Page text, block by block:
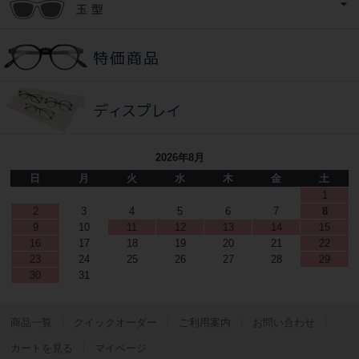
2026年8月
日
月 火 水 木 金
土
1
2
3 4 5 6 7
8
9
10 11 12 13 14
15
16
17 18 19 20 21
22
23
24 25 26 27 28
29
30
31
商品一覧 クイックオーダー ご利用案内 お問い合わせ
カートを見る マイページ